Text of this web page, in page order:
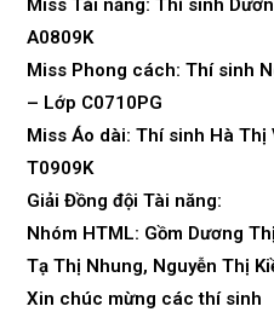
Miss Tài năng: Thí sinh
A0809K
Miss Phong cách: Thí sinh
– Lớp C0710PG
Miss Áo dài: Thí sinh Hà Thị
T0909K
Giải Đồng đội Tài năng:
Nhóm HTML: Gồm Dương
Tạ Thị Nhung, Nguyễn Thị
Xin chúc mừng các thí sinh